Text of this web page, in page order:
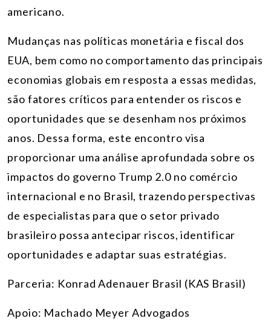
americano.
Mudanças nas políticas monetária e fiscal dos
EUA, bem como no comportamento das principais
economias globais em resposta a essas medidas,
são fatores críticos para entender os riscos e
oportunidades que se desenham nos próximos
anos. Dessa forma, este encontro visa
proporcionar uma análise aprofundada sobre os
impactos do governo Trump 2.0 no comércio
internacional e no Brasil, trazendo perspectivas
de especialistas para que o setor privado
brasileiro possa antecipar riscos, identificar
oportunidades e adaptar suas estratégias.
Parceria: Konrad Adenauer Brasil (KAS Brasil)
Apoio: Machado Meyer Advogados